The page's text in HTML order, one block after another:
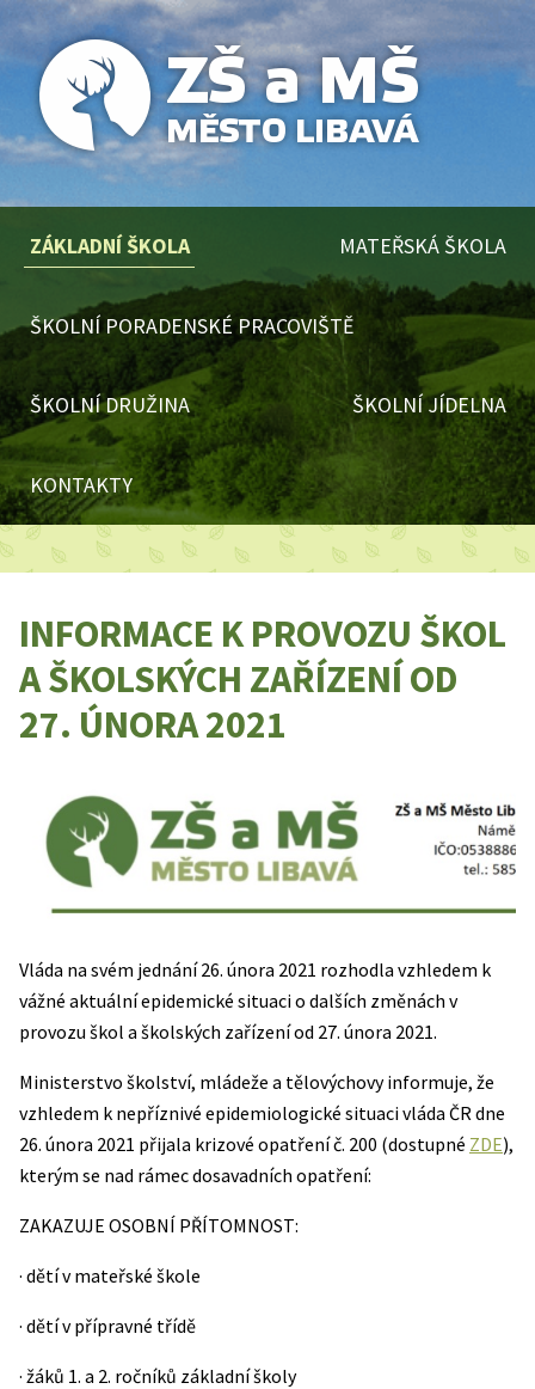
ZÁKLADNÍ ŠKOLA MATEŘSKÁ ŠKOLA
ŠKOLNÍ PORADENSKÉ PRACOVIŠTĚ
ŠKOLNÍ DRUŽINA ŠKOLNÍ JÍDELNA
KONTAKTY
INFORMACE K PROVOZU ŠKOL
A ŠKOLSKÝCH ZAŘÍZENÍ OD
27. ÚNORA 2021
Vláda na svém jednání 26. února 2021 rozhodla vzhledem k
vážné aktuální epidemické situaci o dalších změnách v
provozu škol a školských zařízení od 27. února 2021.
Ministerstvo školství, mládeže a tělovýchovy informuje, že
vzhledem k nepříznivé epidemiologické situaci vláda ČR dne
26. února 2021 přijala krizové opatření č. 200 (dostupné ZDE),
kterým se nad rámec dosavadních opatření:
ZAKAZUJE OSOBNÍ PŘÍTOMNOST:
· dětí v mateřské škole
· dětí v přípravné třídě
· žáků 1. a 2. ročníků základní školy